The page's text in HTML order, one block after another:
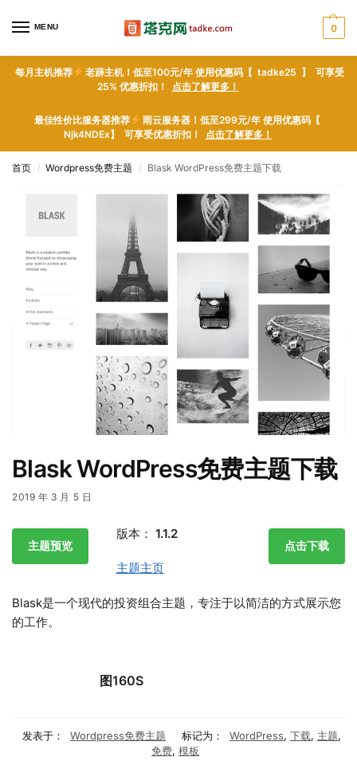
MENU 0
每月主机推荐
老薜主机！低至100元/年 使用优惠码【 tadke25 】 可享受
25% 优惠折扣！ 点击了解更多！
最佳性价比服务器推荐
雨云服务器！低至299元/年 使用优惠码【
Njk4NDEx】 可享受优惠折扣！ 点击了解更多！
首页 / Wordpress免费主题 / Blask WordPress免费主题下载
Blask WordPress免费主题下载
2019 年 3 月 5 日
主题预览 点击下载
版本： 1.1.2
主题主页
Blask是一个现代的投资组合主题，专注于以简洁的方式展示您
的工作。
图160S
发表于： Wordpress免费主题 标记为： WordPress, 下载, 主题,
免费, 模板